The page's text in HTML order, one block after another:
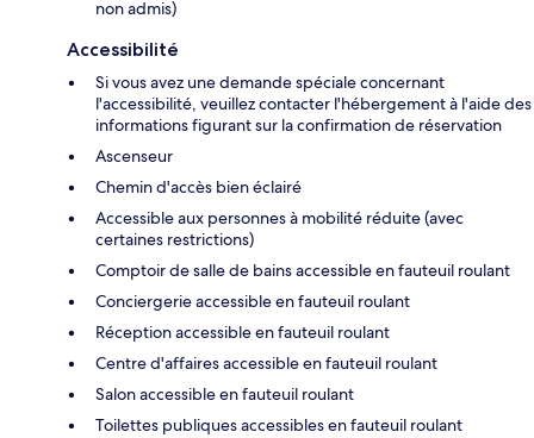
non admis)
Accessibilité
Si vous avez une demande spéciale concernant
l'accessibilité, veuillez contacter l'hébergement à l'aide des
informations figurant sur la confirmation de réservation
Ascenseur
Chemin d'accès bien éclairé
Accessible aux personnes à mobilité réduite (avec
certaines restrictions)
Comptoir de salle de bains accessible en fauteuil roulant
Conciergerie accessible en fauteuil roulant
Réception accessible en fauteuil roulant
Centre d'affaires accessible en fauteuil roulant
Salon accessible en fauteuil roulant
Toilettes publiques accessibles en fauteuil roulant